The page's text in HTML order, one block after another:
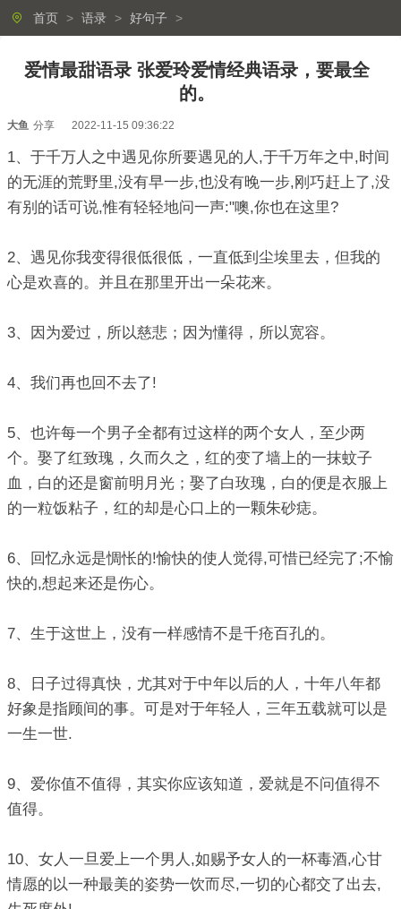
首页 > 语录 > 好句子 >
爱情最甜语录 张爱玲爱情经典语录，要最全
的。
大鱼 分享 2022-11-15 09:36:22
1、于千万人之中遇见你所要遇见的人,于千万年之中,时间
的无涯的荒野里,没有早一步,也没有晚一步,刚巧赶上了,没
有别的话可说,惟有轻轻地问一声:"噢,你也在这里?
2、遇见你我变得很低很低，一直低到尘埃里去，但我的
心是欢喜的。并且在那里开出一朵花来。
3、因为爱过，所以慈悲；因为懂得，所以宽容。
4、我们再也回不去了!
5、也许每一个男子全都有过这样的两个女人，至少两
个。娶了红致瑰，久而久之，红的变了墙上的一抹蚊子
血，白的还是窗前明月光；娶了白玫瑰，白的便是衣服上
的一粒饭粘子，红的却是心口上的一颗朱砂痣。
6、回忆永远是惆怅的!愉快的使人觉得,可惜已经完了;不愉
快的,想起来还是伤心。
7、生于这世上，没有一样感情不是千疮百孔的。
8、日子过得真快，尤其对于中年以后的人，十年八年都
好象是指顾间的事。可是对于年轻人，三年五载就可以是
一生一世.
9、爱你值不值得，其实你应该知道，爱就是不问值得不
值得。
10、女人一旦爱上一个男人,如赐予女人的一杯毒酒,心甘
情愿的以一种最美的姿势一饮而尽,一切的心都交了出去,